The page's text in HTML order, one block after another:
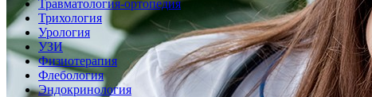
Травматология-ортопедия
Трихология
Урология
УЗИ
Физиотерапия
Флебология
Эндокринология